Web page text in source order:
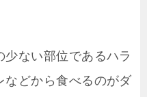
ない部位であるハラ
などから食べるのがダ